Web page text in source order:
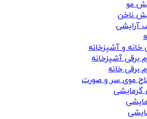
مو
ناخن
آرایشی
خانه و آشپزخانه
برقی آشپزخانه
برقی خانه
موی سر و صورت
گرمایشی